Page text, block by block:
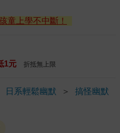
童上學不中斷！
1元 折抵無上限
日系輕鬆幽默 ＞ 搞怪幽默